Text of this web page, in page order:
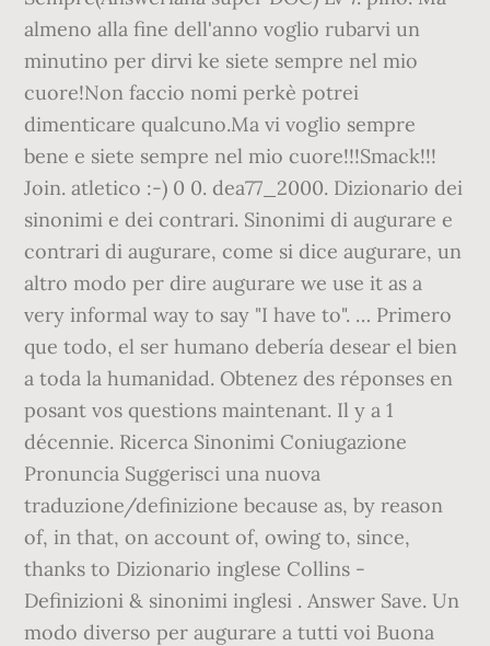
almeno alla fine dell'anno voglio rubarvi un
minutino per dirvi ke siete sempre nel mio
cuore!Non faccio nomi perkè potrei
dimenticare qualcuno.Ma vi voglio sempre
bene e siete sempre nel mio cuore!!!Smack!!!
Join. atletico :-) 0 0. dea77_2000. Dizionario dei
sinonimi e dei contrari. Sinonimi di augurare e
contrari di augurare, come si dice augurare, un
altro modo per dire augurare we use it as a
very informal way to say "I have to". … Primero
que todo, el ser humano debería desear el bien
a toda la humanidad. Obtenez des réponses en
posant vos questions maintenant. Il y a 1
décennie. Ricerca Sinonimi Coniugazione
Pronuncia Suggerisci una nuova
traduzione/definizione because as, by reason
of, in that, on account of, owing to, since,
thanks to Dizionario inglese Collins -
Definizioni & sinonimi inglesi . Answer Save. Un
modo diverso per augurare a tutti voi Buona